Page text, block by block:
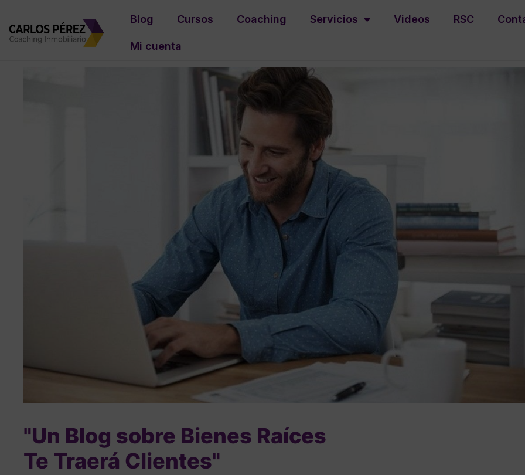
Blog Cursos Coaching Servicios Videos RSC
Mi cuenta
"Un Blog sobre Bienes Raíces
Te Traerá Clientes"